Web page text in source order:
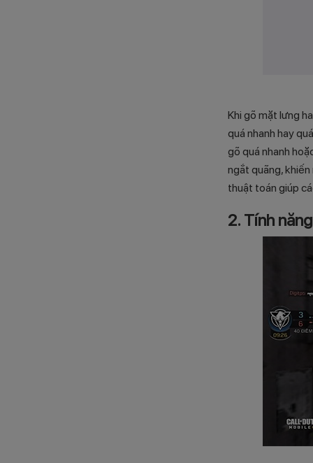
Khi gõ mặt lưng
quá nhanh hay
gõ quá nhanh
ngắt quãng,
thuật toán giúp
2. Tính